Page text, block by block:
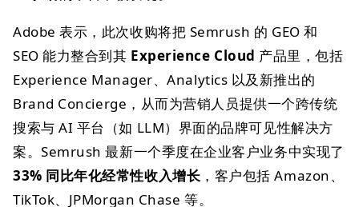
Adobe 表示，此次收购将把 Semrush 的 GEO 和
SEO 能力整合到其 Experience Cloud 产品里，包括
Experience Manager、Analytics 以及新推出的
Brand Concierge，从而为营销人员提供一个跨传统
搜索与 AI 平台（如 LLM）界面的品牌可见性解决方
案。Semrush 最新一个季度在企业客户业务中实现了
33% 同比年化经常性收入增长 ，客户包括 Amazon、
TikTok、JPMorgan Chase 等。